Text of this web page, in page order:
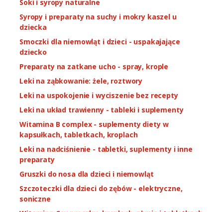
Soki i syropy naturalne
Syropy i preparaty na suchy i mokry kaszel u
dziecka
Smoczki dla niemowląt i dzieci - uspakajające
dziecko
Preparaty na zatkane ucho - spray, krople
Leki na ząbkowanie: żele, roztwory
Leki na uspokojenie i wyciszenie bez recepty
Leki na układ trawienny - tableki i suplementy
Witamina B complex - suplementy diety w
kapsułkach, tabletkach, kroplach
Leki na nadciśnienie - tabletki, suplementy i inne
preparaty
Gruszki do nosa dla dzieci i niemowląt
Szczoteczki dla dzieci do zębów - elektryczne,
soniczne